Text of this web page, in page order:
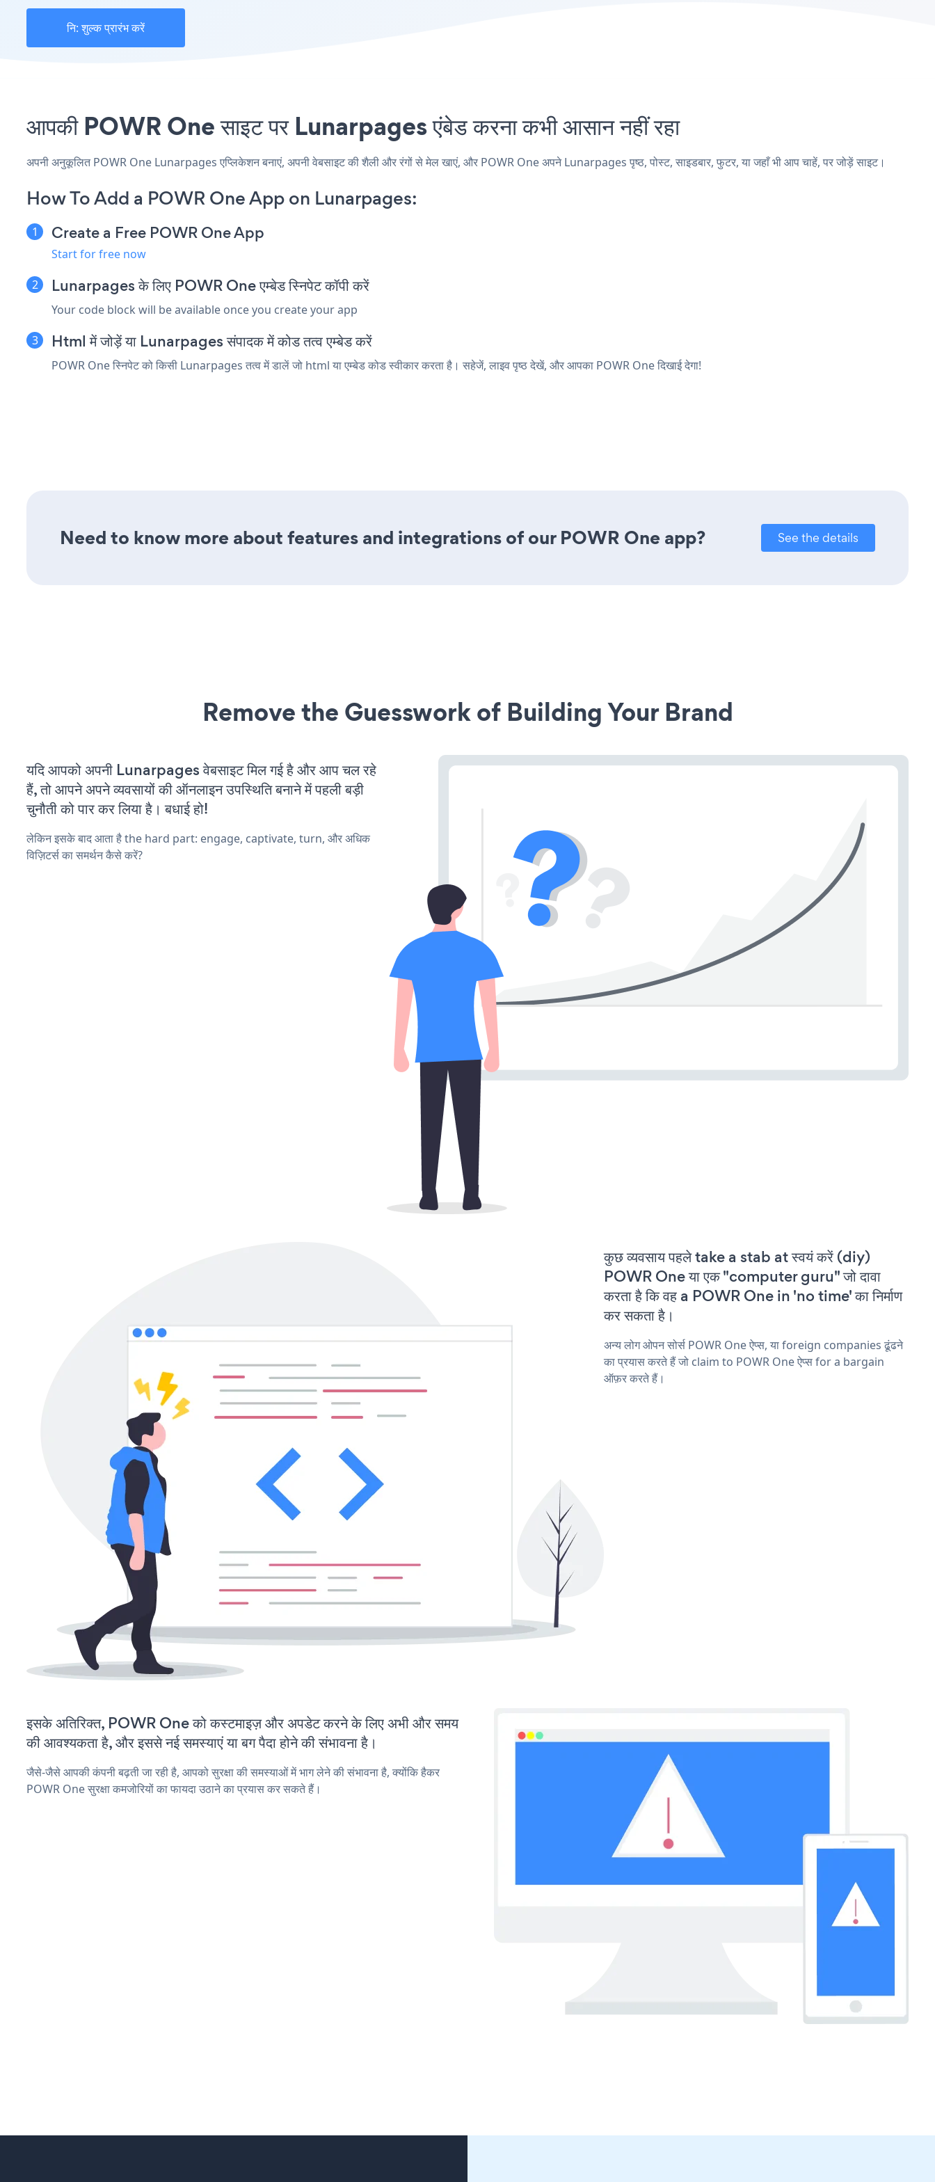
नि: शुल्क प्रारंभ करें
आपकी POWR One साइट पर Lunarpages एंबेड करना कभी आसान नहीं रहा
अपनी अनुकूलित POWR One Lunarpages एप्लिकेशन बनाएं, अपनी वेबसाइट की शैली और रंगों से मेल खाएं, और POWR One अपने Lunarpages पृष्ठ, पोस्ट, साइडबार, फुटर, या जहाँ भी आप चाहें, पर जोड़ें साइट।
How To Add a POWR One App on Lunarpages:
Create a Free POWR One App
Start for free now
Lunarpages के लिए POWR One एम्बेड स्निपेट कॉपी करें
Your code block will be available once you create your app
Html में जोड़ें या Lunarpages संपादक में कोड तत्व एम्बेड करें
POWR One स्निपेट को किसी Lunarpages तत्व में डालें जो html या एम्बेड कोड स्वीकार करता है। सहेजें, लाइव पृष्ठ देखें, और आपका POWR One दिखाई देगा!
Need to know more about features and integrations of our POWR One app? See the details
Remove the Guesswork of Building Your Brand
यदि आपको अपनी Lunarpages वेबसाइट मिल गई है और आप चल रहे
हैं, तो आपने अपने व्यवसायों की ऑनलाइन उपस्थिति बनाने में पहली बड़ी
चुनौती को पार कर लिया है। बधाई हो!
लेकिन इसके बाद आता है the hard part: engage, captivate, turn, और अधिक
विज़िटर्स का समर्थन कैसे करें?
कुछ व्यवसाय पहले take a stab at स्वयं करें (diy)
POWR One या एक "computer guru" जो दावा
करता है कि वह a POWR One in 'no time' का निर्माण
कर सकता है।
अन्य लोग ओपन सोर्स POWR One ऐप्स, या foreign companies ढूंढने
का प्रयास करते हैं जो claim to POWR One ऐप्स for a bargain
ऑफ़र करते हैं।
इसके अतिरिक्त, POWR One को कस्टमाइज़ और अपडेट करने के लिए अभी और समय
की आवश्यकता है, और इससे नई समस्याएं या बग पैदा होने की संभावना है।
जैसे-जैसे आपकी कंपनी बढ़ती जा रही है, आपको सुरक्षा की समस्याओं में भाग लेने की संभावना है, क्योंकि हैकर
POWR One सुरक्षा कमजोरियों का फायदा उठाने का प्रयास कर सकते हैं।